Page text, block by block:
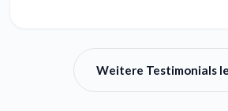
Weitere Testimonials